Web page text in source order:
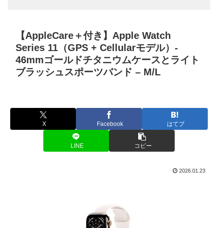
【AppleCare＋付き】Apple Watch
Series 11（GPS + Cellularモデル）-
46mmゴールドチタニウムケースとライト
ブラッシュスポーツバンド – M/L
X Facebook はてブ
LINE コピー
2026.01.23